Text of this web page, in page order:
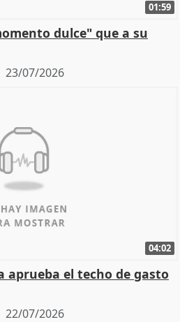
01:59
dulce" que a su
23/07/2026
04:02
aprueba el techo de gasto
22/07/2026